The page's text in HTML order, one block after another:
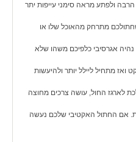
ולפתע מראה סימני עייפות יתר
מתרחק מהאוכל שלו או
אגרסיבי כלפיכם משהו שלא
ואז מתחיל ליילל יותר ולהיעשות
לארגז החול, עושה צרכים מחוצה
אם החתול האקטיבי שלכם נעשה